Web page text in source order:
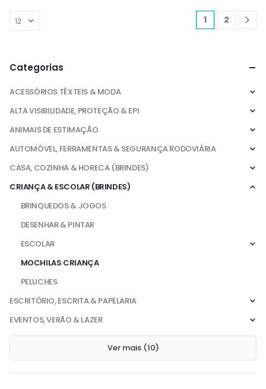
1 2
Categorias
ACESSÓRIOS TÊXTEIS & MODA
ALTA VISIBILIDADE, PROTEÇÃO & EPI
ANIMAIS DE ESTIMAÇÃO
AUTOMÓVEL, FERRAMENTAS & SEGURANÇA RODOVIÁRIA
CASA, COZINHA & HORECA (BRINDES)
CRIANÇA & ESCOLAR (BRINDES)
BRINQUEDOS & JOGOS
DESENHAR & PINTAR
ESCOLAR
MOCHILAS CRIANÇA
PELUCHES
ESCRITÓRIO, ESCRITA & PAPELARIA
EVENTOS, VERÃO & LAZER
Ver mais (10)